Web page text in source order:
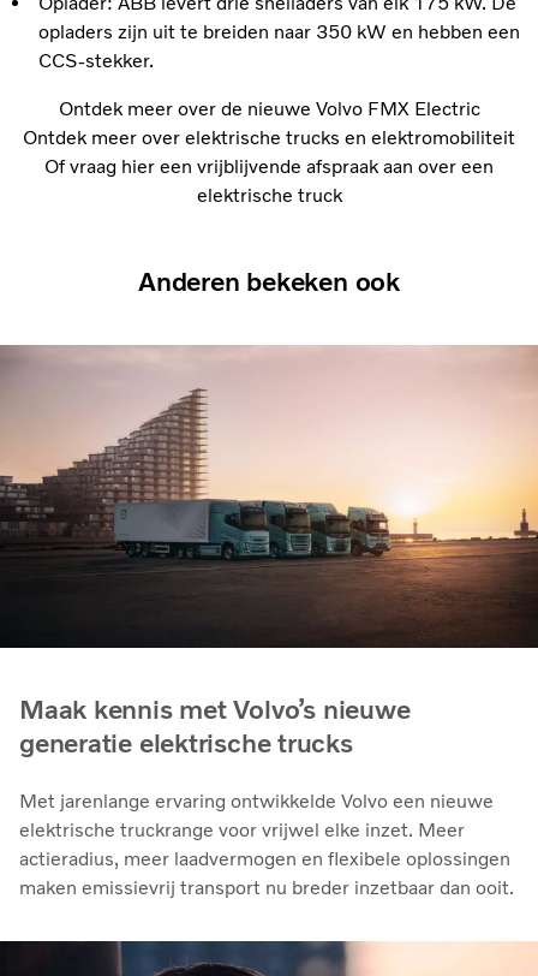
opladers zijn uit te breiden naar 350 kW en hebben een
CCS-stekker.
Ontdek meer over de nieuwe Volvo FMX Electric
Ontdek meer over elektrische trucks en elektromobiliteit
Of vraag hier een vrijblijvende afspraak aan over een
elektrische truck
Anderen bekeken ook
Maak kennis met Volvo’s nieuwe
generatie elektrische trucks
Met jarenlange ervaring ontwikkelde Volvo een nieuwe
elektrische truckrange voor vrijwel elke inzet. Meer
actieradius, meer laadvermogen en flexibele oplossingen
maken emissievrij transport nu breder inzetbaar dan ooit.